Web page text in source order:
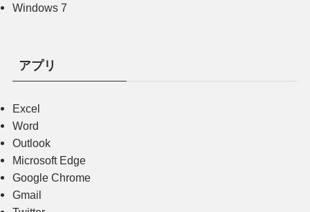
Windows 7
アプリ
Excel
Word
Outlook
Microsoft Edge
Google Chrome
Gmail